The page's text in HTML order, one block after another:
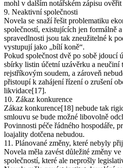
mohl v dalším notářském zápisu
9. Neaktivní společnosti
Novela se snaží řešit problematiku
společností, existujících jen formálně
spravedlnosti jsou tak zneužitelné k
vystupují jako „bílí koně“.
Pokud společnost dvě po sobě jdoucí
sbírky listin účetní uzávěrku a neučiní
rejstříkovým soudem, a zároveň
přistoupí k zahájení řízení o zrušení
likvidace[17].
10. Zákaz konkurence
Zákaz konkurence[18] nebude tak
smlouvu se bude možné libovolně
Povinnosti péče řádného hospodáře,
loajality dotčena nebudou.
11. Plánované změny, které nebyly
Novela měla zavést důležité změny
společností, které ale neprošly